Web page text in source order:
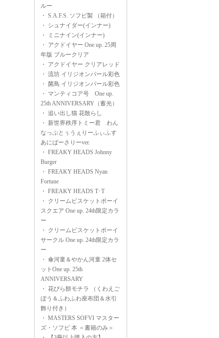
ルー
・ S.A.F.S. ソフビ製 （箱付）
・ シュナイダー(インナー)
・
ミニナイン(インナー)
・ アクドイヤー One up. 25周
年版 ブルークリア
・ アクドイヤー クリアレッド
・ 流坊 イリジオンパール彩色
・ 菌鳥 イリジオンパール彩色
・ マンティコア号 One up.
25th ANNIVERSARY（蓄光）
・ 追い出し猫 花散らし
・ 新世界秩序トミー君 わん
なっぷとぅうぇりーふぃふす
あにばーさりーver.
・ FREAKY HEADS Johnny
Burger
・ FREAKY HEADS Nyan
Fortune
・ FREAKY HEADS T･T
・ クリームビスケットボーイ
スクエア One up. 24th限定カラ
ー
・ クリームビスケットボーイ
サークル One up. 24th限定カラ
ー
・ 傘河童＆やかん河童 2体セ
ットOne up. 25th
ANNIVERSARY
・ 花びら餅モチラ （くわえご
ぼう＆ふわふわ座布団＆水引
飾り付き）
・ MASTERS SOFVI マスター
ズ・ソフビ 本 ＜書籍のみ＞